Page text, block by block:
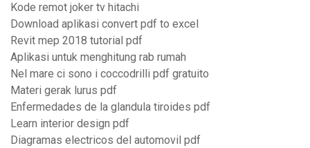
Kode remot joker tv hitachi
Download aplikasi convert pdf to excel
Revit mep 2018 tutorial pdf
Aplikasi untuk menghitung rab rumah
Nel mare ci sono i coccodrilli pdf gratuito
Materi gerak lurus pdf
Enfermedades de la glandula tiroides pdf
Learn interior design pdf
Diagramas electricos del automovil pdf